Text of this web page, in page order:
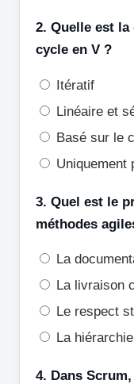
2. Quelle est
cycle en V ?
Itératif
Linéaire et
Basé sur le
Uniquement
3. Quel est le
méthodes
La
La livraison
Le respect
La
4. Dans